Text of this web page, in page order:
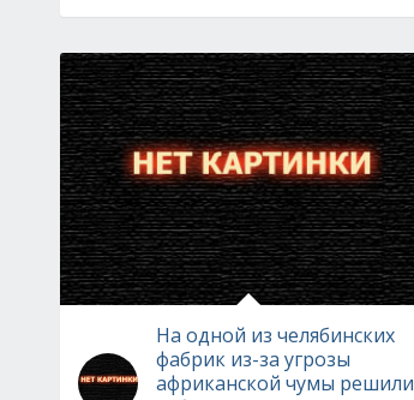
На одной из челябинских
фабрик из-за угрозы
африканской чумы решили